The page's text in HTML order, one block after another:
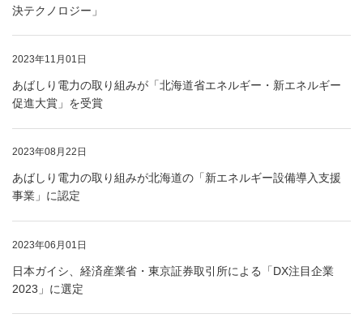
決テクノロジー」
2023年11月01日
あばしり電力の取り組みが「北海道省エネルギー・新エネルギー
促進大賞」を受賞
2023年08月22日
あばしり電力の取り組みが北海道の「新エネルギー設備導入支援
事業」に認定
2023年06月01日
日本ガイシ、経済産業省・東京証券取引所による「DX注目企業
2023」に選定